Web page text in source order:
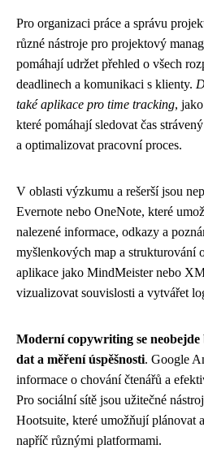
Pro organizaci práce a správu
různé nástroje pro projektový
pomáhají udržet přehled o všech
deadlinech a komunikaci s klienty.
také aplikace pro time tracking,
které pomáhají sledovat čas
a optimalizovat pracovní proces.
V oblasti výzkumu a rešerší jsou
Evernote nebo OneNote, které
nalezené informace, odkazy a
myšlenkových map a strukturování
aplikace jako MindMeister nebo
vizualizovat souvislosti a vytvářet
Moderní copywriting se
dat a měření úspěšnosti. Google
informace o chování čtenářů a
Pro sociální sítě jsou užitečné
Hootsuite, které umožňují plánovat
napříč různými platformami.